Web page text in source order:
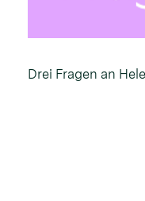
Drei Fragen an